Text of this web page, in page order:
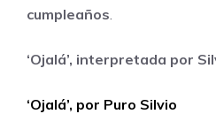
cumpleaños
‘Ojalá’, interpretada por
‘Ojalá’, por Puro Silvio